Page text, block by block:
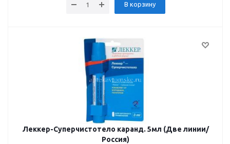
В корзину
Леккер-Суперчистотело каранд. 5мл (Две линии/
Россия)